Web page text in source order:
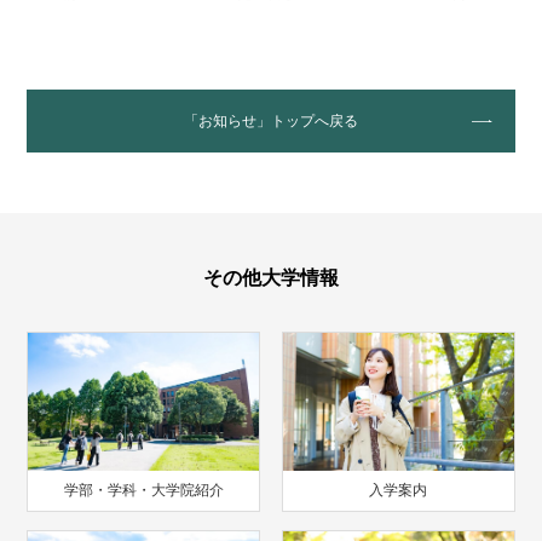
「お知らせ」トップへ戻る
その他大学情報
学部・学科・大学院紹介 入学案内